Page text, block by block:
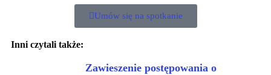
Umów się na spotkanie
Inni czytali także:
Zawieszenie postępowania o